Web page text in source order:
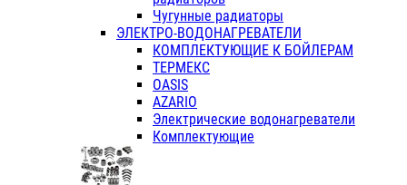
Чугунные радиаторы
ЭЛЕКТРО-ВОДОНАГРЕВАТЕЛИ
КОМПЛЕКТУЮЩИЕ К БОЙЛЕРАМ
ТЕРМЕКС
OASIS
AZARIO
Электрические водонагреватели
Комплектующие